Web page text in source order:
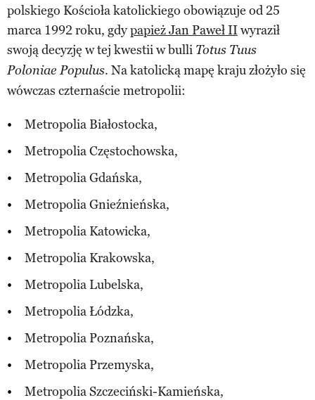
polskiego Kościoła katolickiego obowiązuje od 25
marca 1992 roku, gdypapież Jan Paweł IIwyraził
swoją decyzję w tej kwestii w bulli Totus Tuus
Poloniae Populus. Na katolicką mapę kraju złożyło się
wówczas czternaście metropolii:
Metropolia Białostocka,
Metropolia Częstochowska,
Metropolia Gdańska,
Metropolia Gnieźnieńska,
Metropolia Katowicka,
Metropolia Krakowska,
Metropolia Lubelska,
Metropolia Łódzka,
Metropolia Poznańska,
Metropolia Przemyska,
Metropolia Szczeciński-Kamieńska,